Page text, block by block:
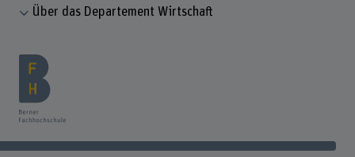
Über das Departement Wirtschaft